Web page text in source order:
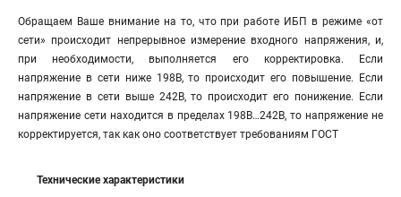
Обращаем Ваше внимание на то, что при работе ИБП в режиме «от
сети» происходит непрерывное измерение входного напряжения, и,
при необходимости, выполняется его корректировка. Если
напряжение в сети ниже 198В, то происходит его повышение. Если
напряжение в сети выше 242В, то происходит его понижение. Если
напряжение сети находится в пределах 198В…242В, то напряжение не
корректируется, так как оно соответствует требованиям ГОСТ
Технические характеристики